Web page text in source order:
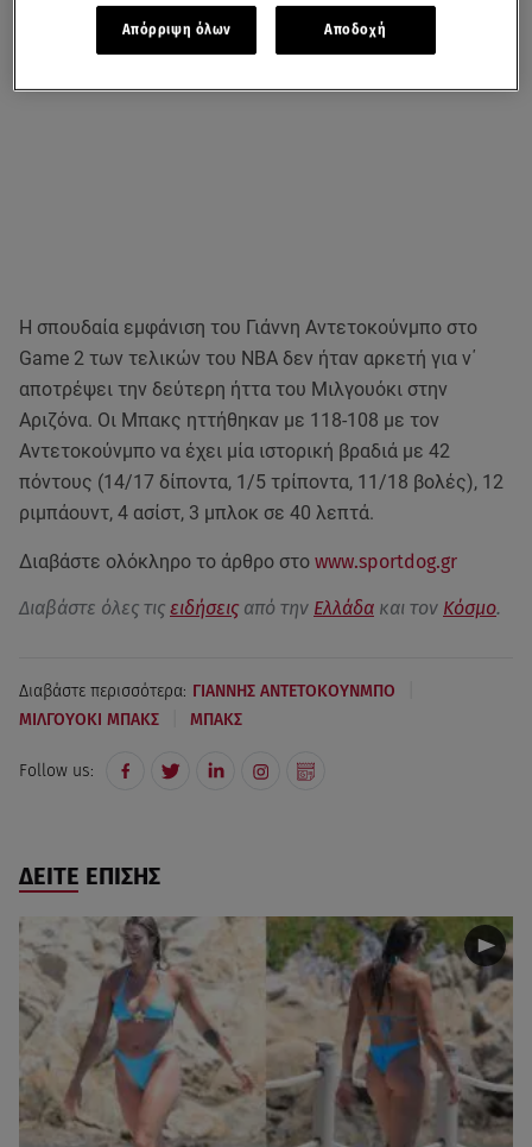
Η σπουδαία εμφάνιση του Γιάννη Αντετοκούνμπο στο
Game 2 των τελικών του ΝΒΑ δεν ήταν αρκετή για ν΄
αποτρέψει την δεύτερη ήττα του Μιλγουόκι στην
Αριζόνα. Οι Μπακς ηττήθηκαν με 118-108 με τον
Αντετοκούνμπο να έχει μία ιστορική βραδιά με 42
πόντους (14/17 δίποντα, 1/5 τρίποντα, 11/18 βολές), 12
ριμπάουντ, 4 ασίστ, 3 μπλοκ σε 40 λεπτά.
Διαβάστε ολόκληρο το άρθρο στο www.sportdog.gr
Διαβάστε όλες τις ειδήσεις από την Ελλάδα και τον Κόσμο.
Διαβάστε περισσότερα: ΓΙΑΝΝΗΣ ΑΝΤΕΤΟΚΟΥΝΜΠΟ
ΜΙΛΓΟΥΟΚΙ ΜΠΑΚΣ ΜΠΑΚΣ
Follow us:
ΔΕΙΤΕ ΕΠΙΣΗΣ
Απόρριψη όλων Αποδοχή